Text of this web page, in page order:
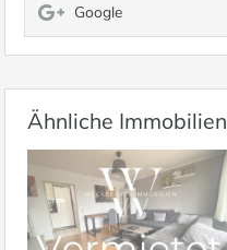
Google
Ähnliche Immobilien